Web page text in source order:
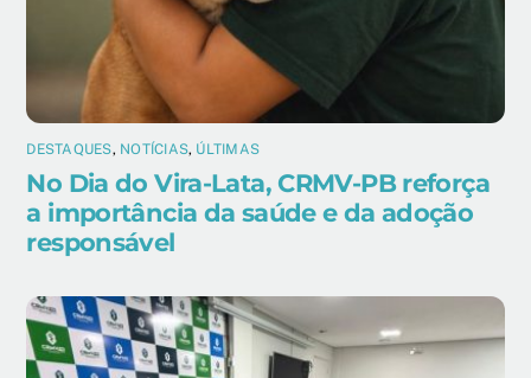
DESTAQUES, NOTÍCIAS, ÚLTIMAS
No Dia do Vira-Lata, CRMV-PB reforça
a importância da saúde e da adoção
responsável